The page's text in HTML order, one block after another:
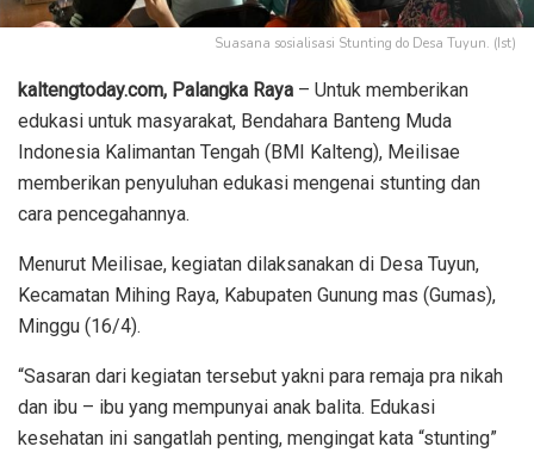
Suasana sosialisasi Stunting do Desa Tuyun. (Ist)
kaltengtoday.com, Palangka Raya – Untuk memberikan
edukasi untuk masyarakat, Bendahara Banteng Muda
Indonesia Kalimantan Tengah (BMI Kalteng), Meilisae
memberikan penyuluhan edukasi mengenai stunting dan
cara pencegahannya.
Menurut Meilisae, kegiatan dilaksanakan di Desa Tuyun,
Kecamatan Mihing Raya, Kabupaten Gunung mas (Gumas),
Minggu (16/4).
“Sasaran dari kegiatan tersebut yakni para remaja pra nikah
dan ibu – ibu yang mempunyai anak balita. Edukasi
kesehatan ini sangatlah penting, mengingat kata “stunting”